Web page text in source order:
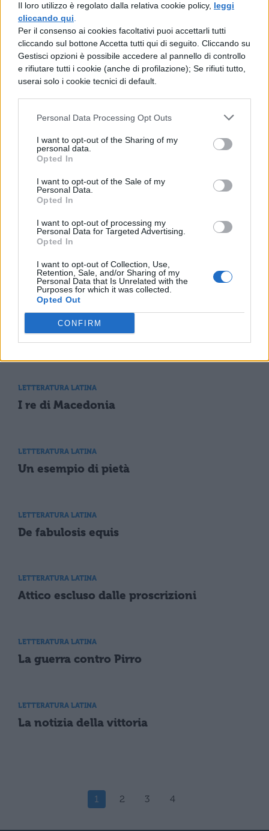
Il loro utilizzo è regolato dalla relativa cookie policy, leggi
cliccando qui
Per il consenso ai cookies facoltativi puoi accettarli tutti
cliccando sul bottone Accetta tutti qui di seguito. Cliccando su
Gestisci opzioni è possibile accedere al pannello di controllo
e rifiutare tutti i cookie (anche di profilazione); Se rifiuti tutto,
userai solo i cookie tecnici di default.
Personal Data Processing Opt Outs
I want to opt-out of the Sharing of my
personal data.
Opted In
I want to opt-out of the Sale of my
Personal Data.
Opted In
I want to opt-out of processing my
Personal Data for Targeted Advertising.
Opted In
I want to opt-out of Collection, Use,
Retention, Sale, and/or Sharing of my
Personal Data that Is Unrelated with the
Purposes for which it was collected.
Opted Out
CONFIRM
Cassandra e Troia
LETTERATURA LATINA
Il sepolcro di Nicotri
LETTERATURA LATINA
Da una capanna un tempio
LETTERATURA LATINA
Un episodio della spedizione dei greci
LETTERATURA LATINA
I Gracchi
LETTERATURA LATINA
La spedizione ateniese in Sicilia
LETTERATURA LATINA
I re di Macedonia
LETTERATURA LATINA
Un esempio di pietà
LETTERATURA LATINA
De fabulosis equis
LETTERATURA LATINA
Attico escluso dalle proscrizioni
LETTERATURA LATINA
La guerra contro Pirro
LETTERATURA LATINA
La notizia della vittoria
1 2 3 4